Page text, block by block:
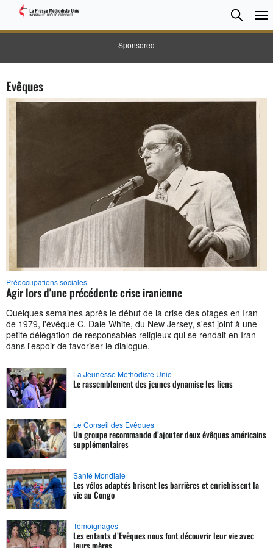
Sponsored
Search
Evêques
Préoccupations sociales
Agir lors d'une précédente crise iranienne
Quelques semaines après le début de la crise des otages en Iran
de 1979, l'évêque C. Dale White, du New Jersey, s'est joint à une
petite délégation de responsables religieux qui se rendait en Iran
dans l'espoir de favoriser le dialogue.
La Jeunesse Méthodiste Unie
Le rassemblement des jeunes dynamise les liens
Le Conseil des Evêques
Un groupe recommande d’ajouter deux évêques américains
supplémentaires
Santé Mondiale
Les vélos adaptés brisent les barrières et enrichissent la
vie au Congo
Témoignages
Les enfants d’Evêques nous font découvrir leur vie avec
leurs mères